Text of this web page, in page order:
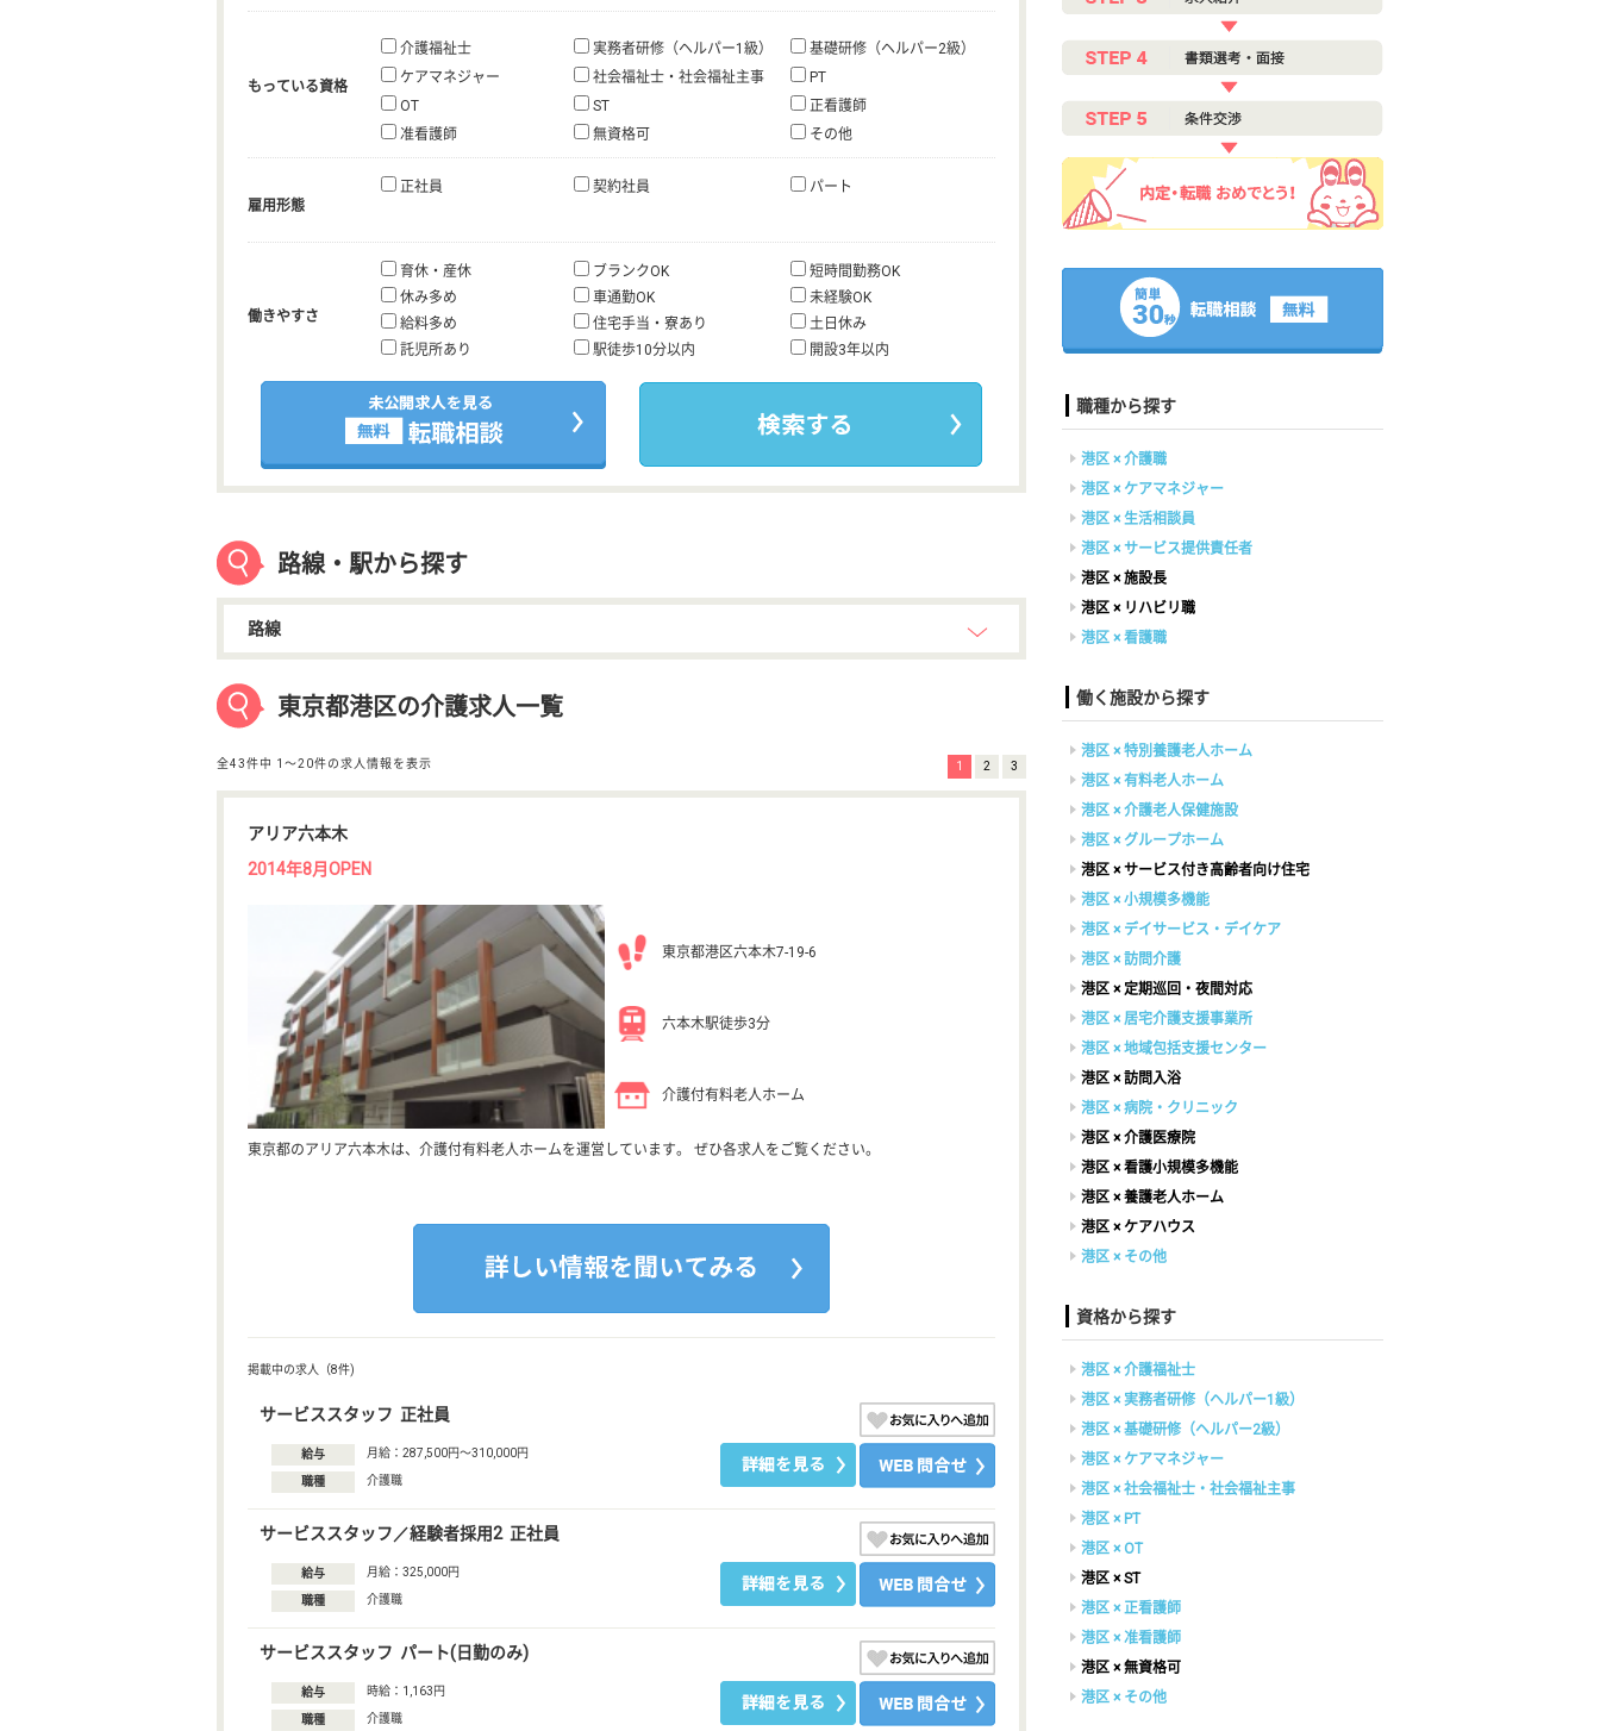
もっている資格
介護福祉士 実務者研修（ヘルパー1級）
基礎研修（ヘルパー2級）
ケアマネジャー
社会福祉士・社会福祉主事
PT
OT
ST
正看護師
准看護師
無資格可 その他
雇用形態
正社員 契約社員 パート
働きやすさ
育休・産休 ブランクOK
短時間勤務OK
休み多め
車通勤OK
未経験OK
給料多め
住宅手当・寮あり
土日休み
託児所あり
駅徒歩10分以内 開設3年以内
路線・駅から探す
路線
東京都港区の介護求人一覧
全43件中 1〜20件の求人情報を表示 1 2 3
アリア六本木
2014年8月OPEN
東京都港区六本木7-19-6
六本木駅徒歩3分
介護付有料老人ホーム
東京都のアリア六本木は、介護付有料老人ホームを運営しています。 ぜひ各求人をご覧ください。
掲載中の求人（8件)
サービススタッフ 正社員
給与 月給：287,500円〜310,000円
職種 介護職
サービススタッフ／経験者採用2 正社員
給与 月給：325,000円
職種 介護職
サービススタッフ パート(日勤のみ)
給与 時給：1,163円
職種 介護職
職種から探す
港区 × 介護職
港区 × ケアマネジャー
港区 × 生活相談員
港区 × サービス提供責任者
港区 × 施設長
港区 × リハビリ職
港区 × 看護職
働く施設から探す
港区 × 特別養護老人ホーム
港区 × 有料老人ホーム
港区 × 介護老人保健施設
港区 × グループホーム
港区 × サービス付き高齢者向け住宅
港区 × 小規模多機能
港区 × デイサービス・デイケア
港区 × 訪問介護
港区 × 定期巡回・夜間対応
港区 × 居宅介護支援事業所
港区 × 地域包括支援センター
港区 × 訪問入浴
港区 × 病院・クリニック
港区 × 介護医療院
港区 × 看護小規模多機能
港区 × 養護老人ホーム
港区 × ケアハウス
港区 × その他
資格から探す
港区 × 介護福祉士
港区 × 実務者研修（ヘルパー1級）
港区 × 基礎研修（ヘルパー2級）
港区 × ケアマネジャー
港区 × 社会福祉士・社会福祉主事
港区 × PT
港区 × OT
港区 × ST
港区 × 正看護師
港区 × 准看護師
港区 × 無資格可
港区 × その他